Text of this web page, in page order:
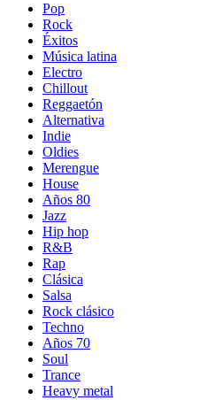
Pop
Rock
Éxitos
Música latina
Electro
Chillout
Reggaetón
Alternativa
Indie
Oldies
Merengue
House
Años 80
Jazz
Hip hop
R&B
Rap
Clásica
Salsa
Rock clásico
Techno
Años 70
Soul
Trance
Heavy metal